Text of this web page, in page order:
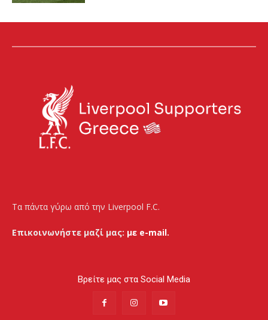
Τα πάντα γύρω από την Liverpool F.C.
Επικοινωνήστε μαζί μας: με e-mail.
Βρείτε μας στα Social Media